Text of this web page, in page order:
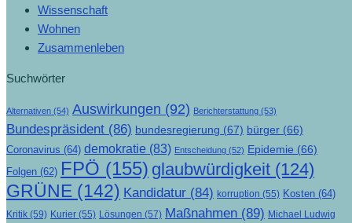
Wissenschaft
Wohnen
Zusammenleben
Suchwörter
Alternativen (54) Auswirkungen (92) Berichterstattung (53)
Bundespräsident (86) bundesregierung (67) bürger (66)
Coronavirus (64) demokratie (83) Entscheidung (52) Epidemie (66)
Folgen (62) FPÖ (155) glaubwürdigkeit (124)
GRÜNE (142) Kandidatur (84) korruption (55) Kosten (64)
Kritik (59) Kurier (55) Lösungen (57) Maßnahmen (89) Michael Ludwig